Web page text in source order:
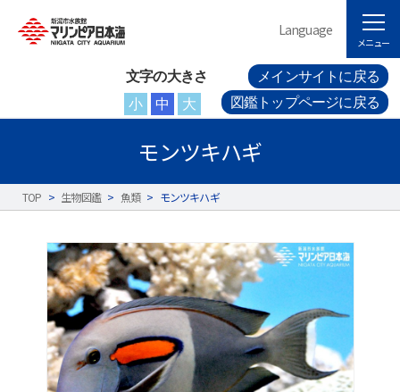
文字の大きさ
小
中 大
メインサイトに戻る
図鑑トップページに戻る
Language
メニュー
モンツキハギ
TOP > 生物図鑑 > 魚類 > モンツキハギ